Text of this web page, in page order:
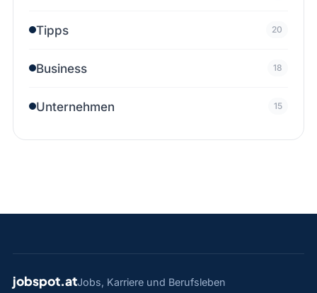
Tipps 20
Business 18
Unternehmen 15
jobspot.atJobs, Karriere und Berufsleben